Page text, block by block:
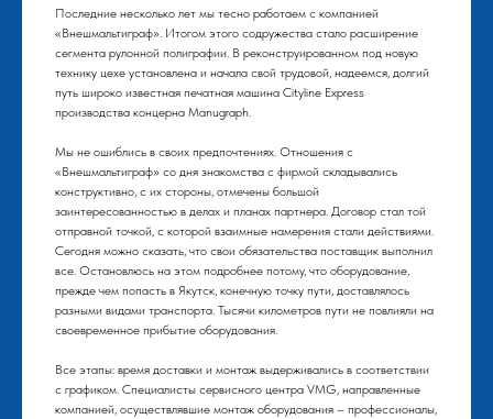
Последние несколько лет мы тесно работаем с компанией
«Внешмальтиграф». Итогом этого содружества стало расширение
сегмента рулонной полиграфии. В реконструированном под новую
технику цехе установлена и начала свой трудовой, надеемся, долгий
путь широко известная печатная машина Cityline Express
производства концерна Manugraph.
Мы не ошиблись в своих предпочтениях. Отношения с
«Внешмальтиграф» со дня знакомства с фирмой складывались
конструктивно, с их стороны, отмечены большой
заинтересованностью в делах и планах партнера. Договор стал той
отправной точкой, с которой взаимные намерения стали действиями.
Сегодня можно сказать, что свои обязательства поставщик выполнил
все. Остановлюсь на этом подробнее потому, что оборудование,
прежде чем попасть в Якутск, конечную точку пути, доставлялось
разными видами транспорта. Тысячи километров пути не повлияли на
своевременное прибытие оборудования.
Все этапы: время доставки и монтаж выдерживались в соответствии
с графиком. Специалисты сервисного центра VMG, направленные
компанией, осуществлявшие монтаж оборудования – профессионалы,